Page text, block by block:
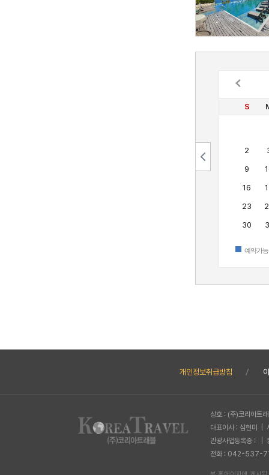
S
2
9
16
23
30
예약가능
개인정보취급방침
상호 : (주)코리아트
대표이사 : 심현미
관광사업등록증 : |
전화 : 042-537-